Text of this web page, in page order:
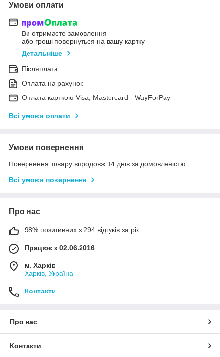
Умови оплати
Ви отримаєте замовлення
або гроші повернуться на вашу картку
Детальніше
Післяплата
Оплата на рахунок
Оплата карткою Visa, Mastercard - WayForPay
Всі умови оплати
Умови повернення
Повернення товару впродовж 14 днів за домовленістю
Всі умови повернення
Про нас
98% позитивних з 294 відгуків за рік
Працює з 02.06.2016
м. Харків
Харків, Україна
Контакти
Про нас
Контакти